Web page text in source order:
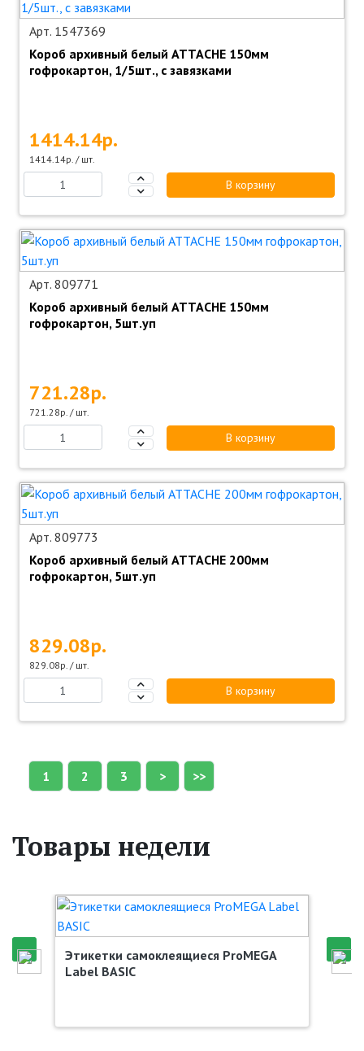
Арт. 1547369
Короб архивный белый ATTACHE 150мм
гофрокартон, 1/5шт., с завязками
1414.14р.
1414.14р. / шт.
В корзину
Арт. 809771
Короб архивный белый ATTACHE 150мм
гофрокартон, 5шт.уп
721.28р.
721.28р. / шт.
В корзину
Арт. 809773
Короб архивный белый ATTACHE 200мм
гофрокартон, 5шт.уп
829.08р.
829.08р. / шт.
В корзину
1 2 3 > >>
Товары недели
Этикетки самоклеящиеся ProMEGA
Label BASIC